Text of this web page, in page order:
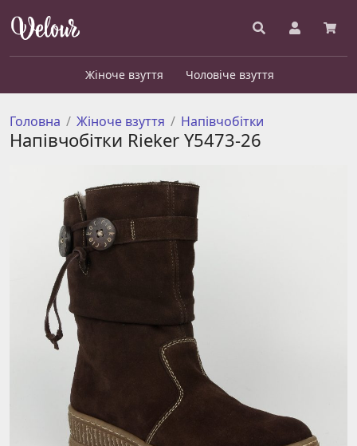
Жіноче взуття Чоловіче взуття
Головна Жіноче взуття Напівчобітки
Напівчобітки Rieker Y5473-26